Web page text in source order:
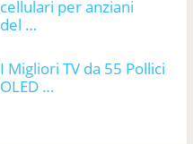
cellulari per anziani
del …
I Migliori TV da 55 Pollici
OLED …